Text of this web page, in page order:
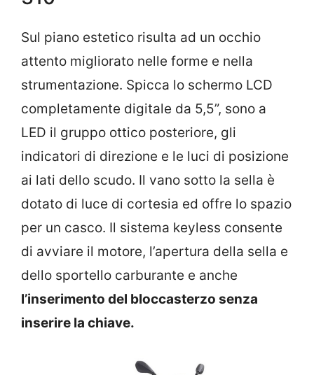
Sul piano estetico risulta ad un occhio
attento migliorato nelle forme e nella
strumentazione. Spicca lo schermo LCD
completamente digitale da 5,5”, sono a
LED il gruppo ottico posteriore, gli
indicatori di direzione e le luci di posizione
ai lati dello scudo. Il vano sotto la sella è
dotato di luce di cortesia ed offre lo spazio
per un casco. Il sistema keyless consente
di avviare il motore, l’apertura della sella e
dello sportello carburante e anche
l’inserimento del bloccasterzo senza
inserire la chiave.